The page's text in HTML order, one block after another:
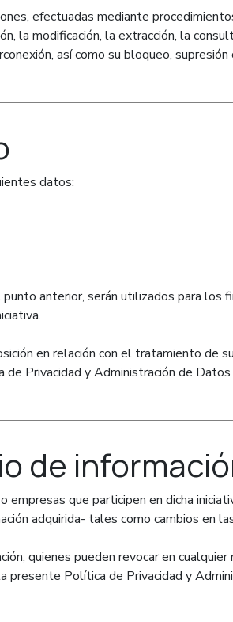
efectuadas mediante
la modificación, la extracción, la
así como su bloqueo,
datos:
anterior, serán utilizados para los
en relación con el tratamiento de
Privacidad y Administración de
de
empresas que participen en dicha
adquirida- tales como cambios en
quienes pueden revocar en
Política de Privacidad y